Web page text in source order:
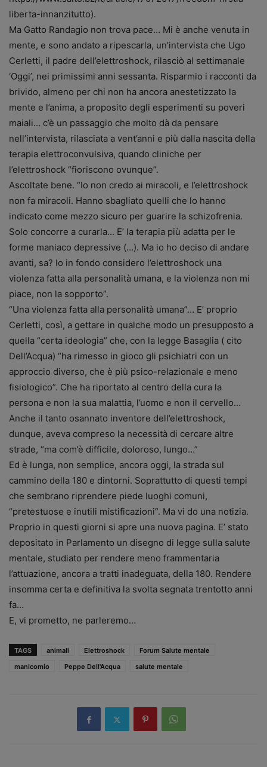
liberta-innanzitutto).
Ma Gatto Randagio non trova pace… Mi è anche venuta in
mente, e sono andato a ripescarla, un’intervista che Ugo
Cerletti, il padre dell’elettroshock, rilasciò al settimanale
‘Oggi’, nei primissimi anni sessanta. Risparmio i racconti da
brivido, almeno per chi non ha ancora anestetizzato la
mente e l’anima, a proposito degli esperimenti su poveri
maiali… c’è un passaggio che molto dà da pensare
nell’intervista, rilasciata a vent’anni e più dalla nascita della
terapia elettroconvulsiva, quando cliniche per
l’elettroshock “fioriscono ovunque”.
Ascoltate bene. “Io non credo ai miracoli, e l’elettroshock
non fa miracoli. Hanno sbagliato quelli che lo hanno
indicato come mezzo sicuro per guarire la schizofrenia.
Solo concorre a curarla… E’ la terapia più adatta per le
forme maniaco depressive (…). Ma io ho deciso di andare
avanti, sa? Io in fondo considero l’elettroshock una
violenza fatta alla personalità umana, e la violenza non mi
piace, non la sopporto”.
“Una violenza fatta alla personalità umana”… E’ proprio
Cerletti, così, a gettare in qualche modo un presupposto a
quella “certa ideologia” che, con la legge Basaglia ( cito
Dell’Acqua) “ha rimesso in gioco gli psichiatri con un
approccio diverso, che è più psico-relazionale e meno
fisiologico”. Che ha riportato al centro della cura la
persona e non la sua malattia, l’uomo e non il cervello…
Anche il tanto osannato inventore dell’elettroshock,
dunque, aveva compreso la necessità di cercare altre
strade, “ma com’è difficile, doloroso, lungo…”
Ed è lunga, non semplice, ancora oggi, la strada sul
cammino della 180 e dintorni. Soprattutto di questi tempi
che sembrano riprendere piede luoghi comuni,
“pretestuose e inutili mistificazioni”. Ma vi do una notizia.
Proprio in questi giorni si apre una nuova pagina. E’ stato
depositato in Parlamento un disegno di legge sulla salute
mentale, studiato per rendere meno frammentaria
l’attuazione, ancora a tratti inadeguata, della 180. Rendere
insomma certa e definitiva la svolta segnata trentotto anni
fa…
E, vi prometto, ne parleremo…
TAGS animali Elettroshock
Forum Salute mentale
manicomio
Peppe Dell'Acqua salute mentale